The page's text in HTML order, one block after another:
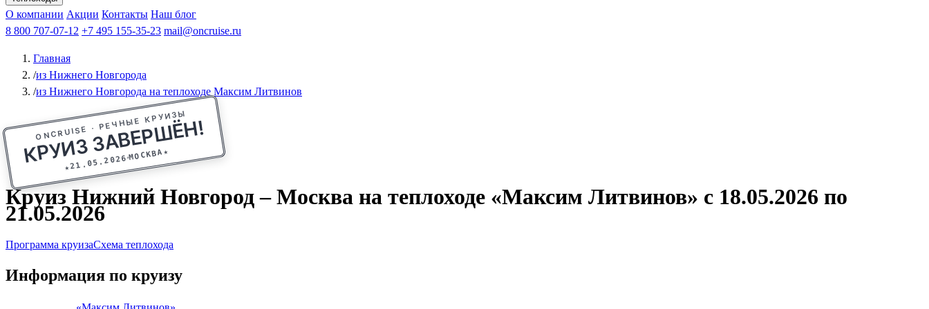
Афанасий Никитин Октябрьская революция
О компании Акции Контакты Наш блог
8 800 707-07-12 +7 495 155-35-23 mail@oncruise.ru
Главная
/из Нижнего Новгорода
/из Нижнего Новгорода на теплоходе Максим Литвинов
ONCRUISE · РЕЧНЫЕ КРУИЗЫ
КРУИЗ ЗАВЕРШЁН!
★21.05.2026МОСКВА★
Круиз Нижний Новгород – Москва на теплоходе «Максим Литвинов» с 18.05.2026 по
21.05.2026
Программа круизаСхема теплохода
Информация по круизу